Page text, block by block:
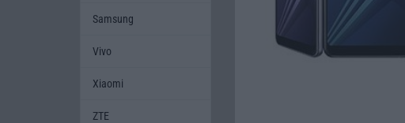
Samsung
Vivo
Xiaomi
ZTE